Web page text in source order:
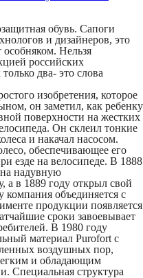
обувь. Сапоги
и дизайнеров, это
особняком. Нельзя
российских
два- это слова
изобретения, которое
он заметил, как ребенку
поверхности на жестких
Он склеил тонкие
и накачал насосом.
обеспечивающее его
езде на велосипеде. В 1888
надувную
в 1889 году открыл свой
объединяется с
продукции появляется
сроки завоевывает
В 1980 году
материал Purofort с
воздушных пор,
и обладающим
Специальная структура